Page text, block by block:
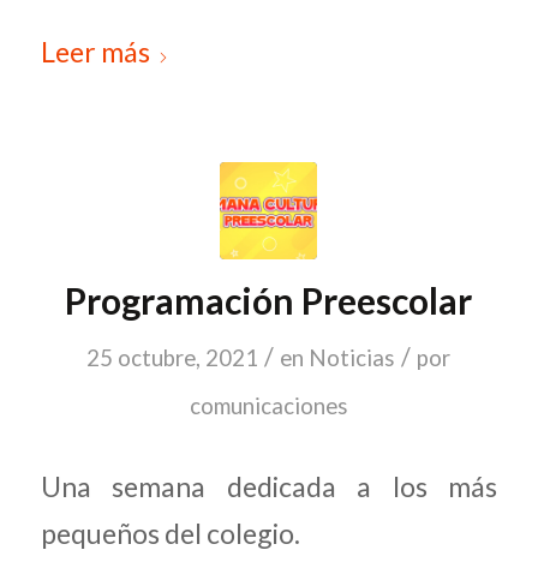
Leer más
Programación Preescolar
25 octubre, 2021 / en Noticias / por
comunicaciones
Una semana dedicada a los más
pequeños del colegio.